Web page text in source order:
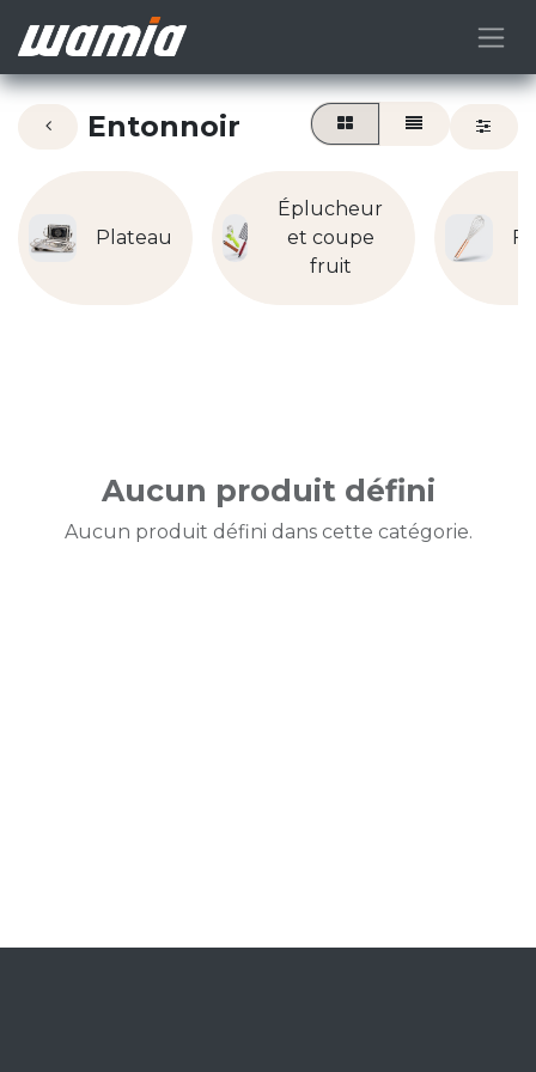
Entonnoir
Plateau
Éplucheur
et coupe
fruit
Aucun produit défini
Aucun produit défini dans cette catégorie.